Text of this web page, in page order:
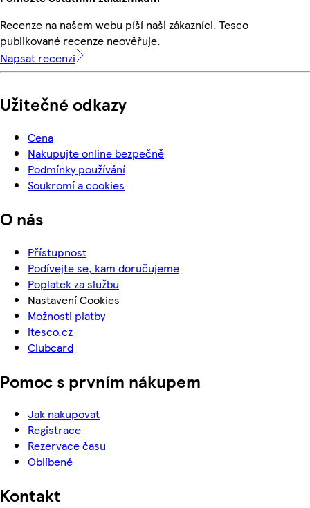
Recenze na našem webu píší naši zákazníci. Tesco
publikované recenze neověřuje.
Napsat recenzi
Užitečné odkazy
Cena
Nakupujte online bezpečně
Podmínky používání
Soukromí a cookies
O nás
Přístupnost
Podívejte se, kam doručujeme
Poplatek za službu
Nastavení Cookies
Možnosti platby
itesco.cz
Clubcard
Pomoc s prvním nákupem
Jak nakupovat
Registrace
Rezervace času
Oblíbené
Kontakt